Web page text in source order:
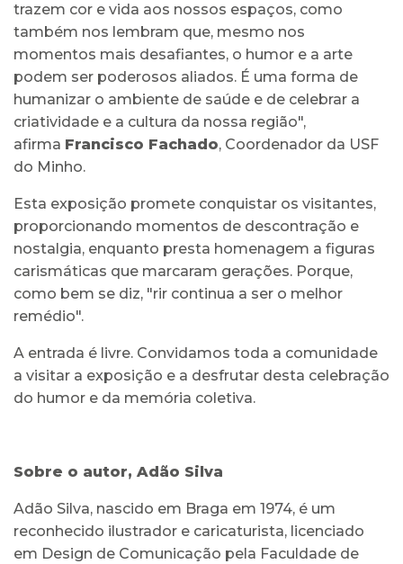
trazem cor e vida aos nossos espaços, como
também nos lembram que, mesmo nos
momentos mais desafiantes, o humor e a arte
podem ser poderosos aliados. É uma forma de
humanizar o ambiente de saúde e de celebrar a
criatividade e a cultura da nossa região",
afirma Francisco Fachado, Coordenador da USF
do Minho.
Esta exposição promete conquistar os visitantes,
proporcionando momentos de descontração e
nostalgia, enquanto presta homenagem a figuras
carismáticas que marcaram gerações. Porque,
como bem se diz, "rir continua a ser o melhor
remédio".
A entrada é livre. Convidamos toda a comunidade
a visitar a exposição e a desfrutar desta celebração
do humor e da memória coletiva.
Sobre o autor, Adão Silva
Adão Silva, nascido em Braga em 1974, é um
reconhecido ilustrador e caricaturista, licenciado
em Design de Comunicação pela Faculdade de